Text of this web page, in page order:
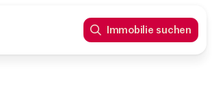
Immobilie suchen